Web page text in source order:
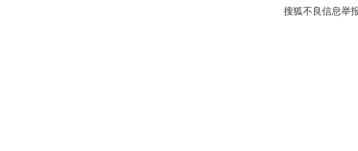
搜狐不良信息举